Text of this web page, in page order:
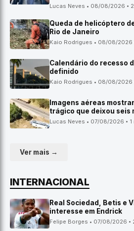
Lucas Neves • 08/08/2026 •
Queda de helicóptero
Rio de Janeiro
Kaio Rodrigues • 08/08/2026
Calendário do recesso
definido
Kaio Rodrigues • 08/08/2026
Imagens aéreas
trágico que deixou seis
Lucas Neves • 07/08/2026 •
Ver mais →
INTERNACIONAL
Real Sociedad, Betis e
interesse em Endrick
Felipe Borges • 07/08/2026 •